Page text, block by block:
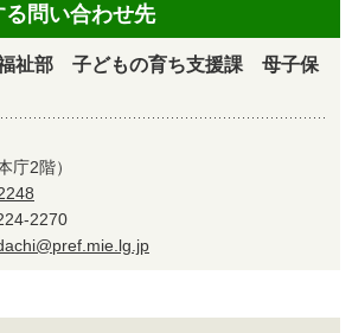
問い合わせ先
祉部 子どもの育ち支援課 母子保
庁2階）
2270